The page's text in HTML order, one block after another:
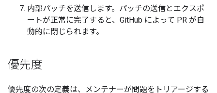
内部パッチを送信します。パッチの送信とエクスポ
ートが正常に完了すると、GitHub によって PR が自
動的に閉じられます。
優先度
優先度の次の定義は、メンテナーが問題をトリアージする